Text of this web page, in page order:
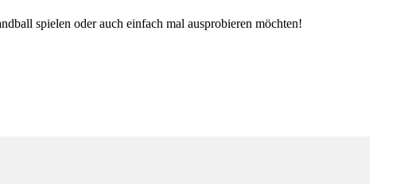
spielen oder auch einfach mal ausprobieren möchten!